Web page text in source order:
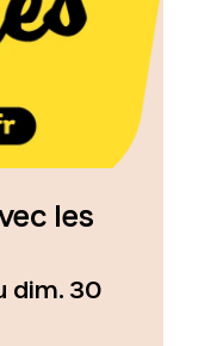
les
dim. 30